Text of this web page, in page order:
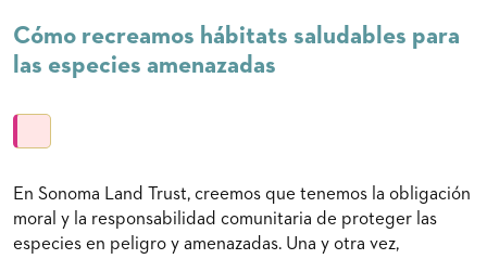
Cómo recreamos hábitats saludables para
las especies amenazadas
En Sonoma Land Trust, creemos que tenemos la obligación
moral y la responsabilidad comunitaria de proteger las
especies en peligro y amenazadas. Una y otra vez,